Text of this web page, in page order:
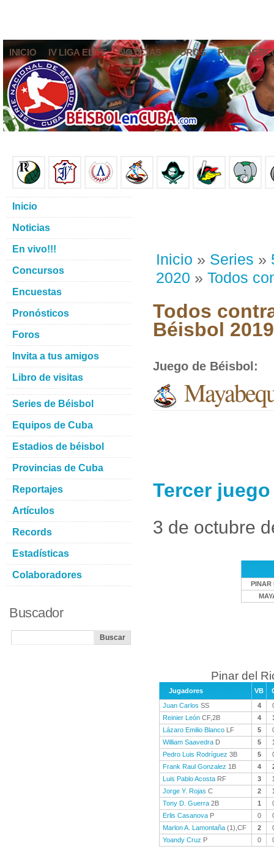
INICIO IV LIGA ELITE NOTICIAS FOROS
Inicio » Series »
2020 » Todos
Todos
Béisbol
Juego de Béisbol :
Tercer
3 de octubre
PINAR
Pinar del
Jugadores VB
Juan Carlos SS 4
Reinier León CF,2B 4
Lázaro Emilio Blanco LF 5
William Saavedra D 5
Pedro Luis Rodríguez 3B 5
Frank Raul Gonzalez 1B 4
Luis Pablo Acosta RF 3
Jorge Y. Rojas C 2
Tony D. Guerra 2B 1
Erlis Casanova P 0
Marlon A. Lamontaña (1),CF 2
Yoandy Cruz P 0
Inicio
Noticias
En vivo!!!
Concursos
Encuestas
Pronósticos
Foros
Invita a tus amigos
Libro de visitas
Series de Béisbol
Equipos de Cuba
Estadios de béisbol
Provincias de Cuba
Reportajes
Artículos
Records
Estadísticas
Colaboradores
Buscador